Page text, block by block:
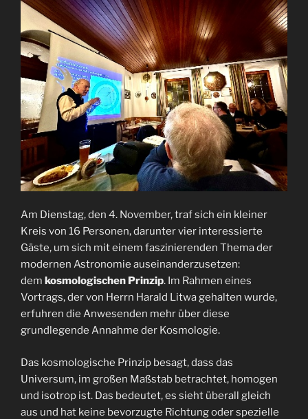
Am Dienstag, den 4. November, traf sich ein kleiner
Kreis von 16 Personen, darunter vier interessierte
Gäste, um sich mit einem faszinierenden Thema der
modernen Astronomie auseinanderzusetzen:
dem kosmologischen Prinzip. Im Rahmen eines
Vortrags, der von Herrn Harald Litwa gehalten wurde,
erfuhren die Anwesenden mehr über diese
grundlegende Annahme der Kosmologie.
Das kosmologische Prinzip besagt, dass das
Universum, im großen Maßstab betrachtet, homogen
und isotrop ist. Das bedeutet, es sieht überall gleich
aus und hat keine bevorzugte Richtung oder spezielle